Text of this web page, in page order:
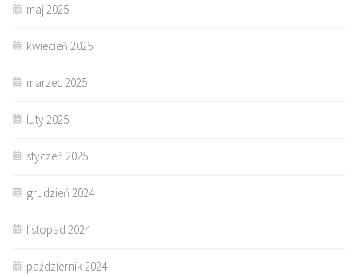
maj 2025
kwiecień 2025
marzec 2025
luty 2025
styczeń 2025
grudzień 2024
listopad 2024
październik 2024